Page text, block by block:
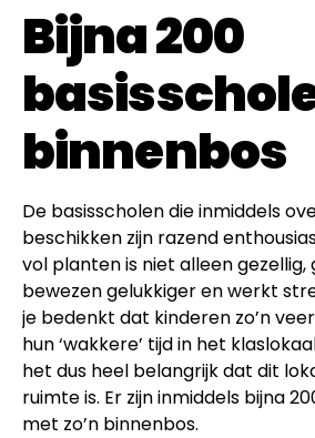
Bijna 200
binnenbos
De basisscholen die inmiddels
beschikken zijn razend
vol planten is niet alleen
bewezen gelukkiger en werkt
je bedenkt dat kinderen zo’n
hun ‘wakkere’ tijd in het
het dus heel belangrijk dat dit
ruimte is. Er zijn inmiddels bijna
met zo’n binnenbos.